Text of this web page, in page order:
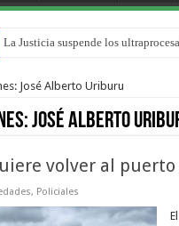
La Justicia suspende los
Se presentará la obra “La Runfla de
José Alberto Uriburu
José Alberto
volver al
, Policiales